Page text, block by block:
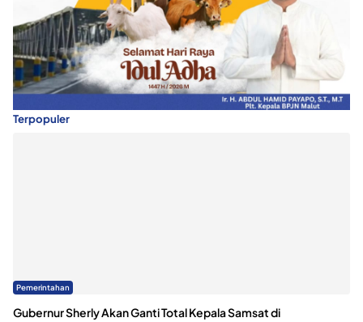
Terpopuler
Pemerintahan
Gubernur Sherly Akan Ganti Total Kepala Samsat di